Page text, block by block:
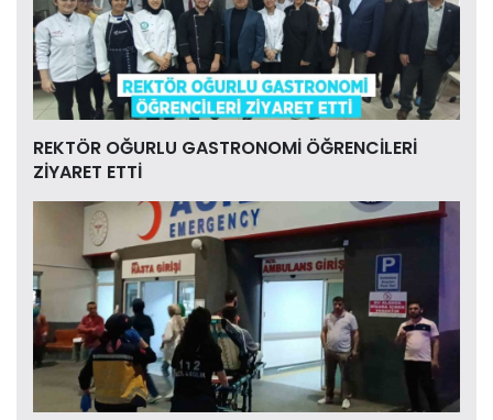
REKTÖR OĞURLU GASTRONOMİ ÖĞRENCİLERİ
ZİYARET ETTİ